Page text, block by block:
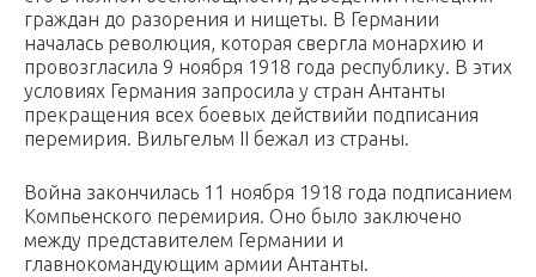
граждан до разорения и нищеты. В Германии
началась революция, которая свергла монархию и
провозгласила 9 ноября 1918 года республику. В этих
условиях Германия запросила у стран Антанты
прекращения всех боевых действийи подписания
перемирия. Вильгельм II бежал из страны.
Война закончилась 11 ноября 1918 года подписанием
Компьенского перемирия. Оно было заключено
между представителем Германии и
главнокомандующим армии Антанты.